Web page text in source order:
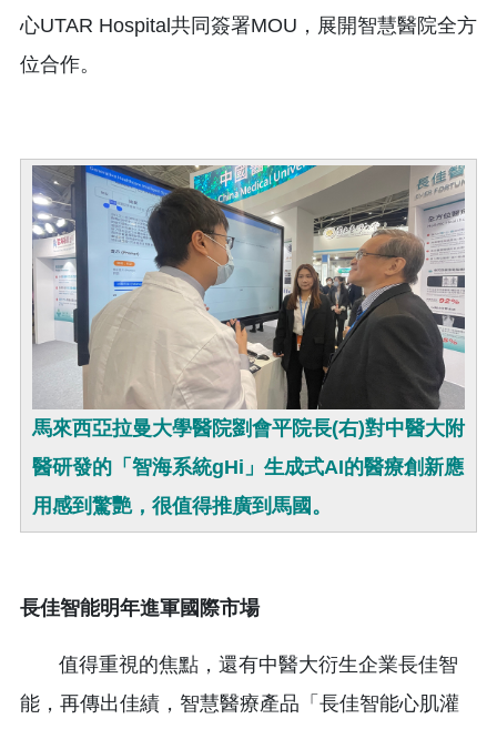
心UTAR Hospital共同簽署MOU，展開智慧醫院全方
位合作。
馬來西亞拉曼大學醫院劉會平院長(右)對中醫大附
醫研發的「智海系統gHi」生成式AI的醫療創新應
用感到驚艷，很值得推廣到馬國。
長佳智能明年進軍國際市場
值得重視的焦點，還有中醫大衍生企業長佳智
能，再傳出佳績，智慧醫療產品「長佳智能心肌灌